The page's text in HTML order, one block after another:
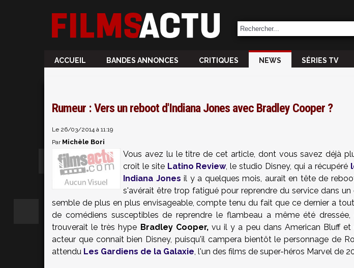
ACCUEIL BANDES ANNONCES CRITIQUES NEWS SÉRIES TV
Rumeur : Vers un reboot d'Indiana Jones avec Bradley Cooper ?
Le 26/03/2014 à 11:19
Par Michèle Bori
Vous avez lu le titre de cet article, dont vous savez déjà
croit le site Latino Review, le studio Disney, qui a récupéré
Indiana Jones il y a quelques mois, aurait en tête de
s'avérait être trop fatigué pour reprendre du service dans
semble de plus en plus envisageable, compte tenu du fait que ce dernier a
de comédiens susceptibles de reprendre le flambeau a même été
trouverait le très hype Bradley Cooper,vu il y a peu dans American Bluff et
acteur que connait bien Disney, puisqu'il campera bientôt le personnage de
attendu Les Gardiens de la Galaxie, l'un des films de super-héros Marvel de